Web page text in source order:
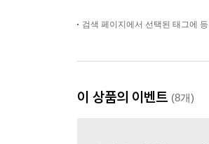
검색 페이지에서 선택된 태그에
이 상품의 이벤트 (8개)